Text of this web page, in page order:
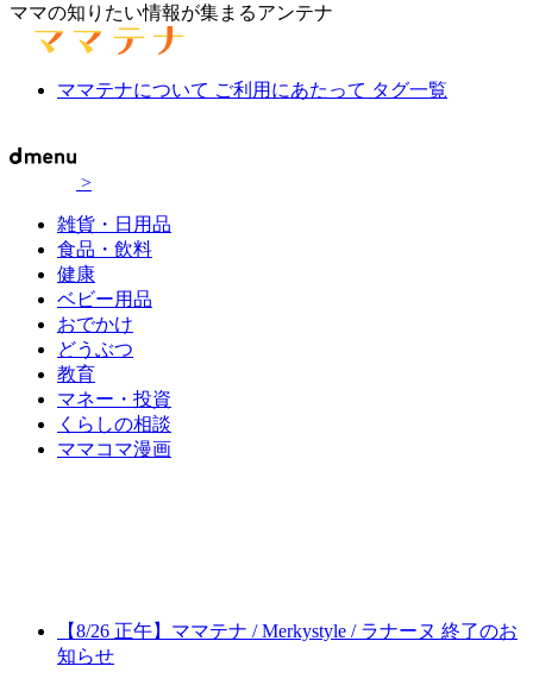
ママの知りたい情報が集まるアンテナ
ママテナについて ご利用にあたって タグ一覧
>
雑貨・日用品
食品・飲料
健康
ベビー用品
おでかけ
どうぶつ
教育
マネー・投資
くらしの相談
ママコマ漫画
【8/26 正午】ママテナ / Merkystyle / ラナーヌ 終了のお
知らせ